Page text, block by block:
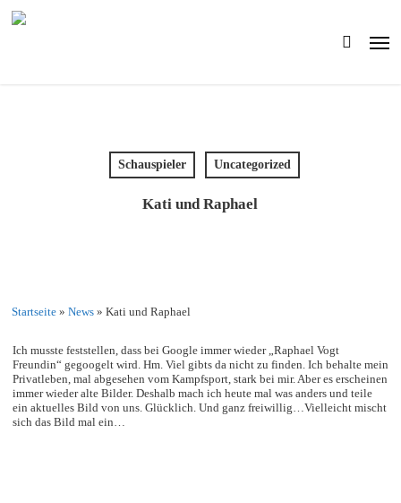
search
Schauspieler Uncategorized
Kati und Raphael
Startseite »News »Kati und Raphael
Ich musste feststellen, dass bei Google immer wieder „Raphael Vogt
Freundin“ gegoogelt wird. Hm. Viel gibts da nicht zu finden. Ich behalte mein
Privatleben, mal abgesehen vom Kampfsport, stark bei mir. Aber es erscheinen
immer wieder alte Bilder. Deshalb mach ich heute mal was anders und teile
ein aktuelles Bild von uns. Glücklich. Und ganz freiwillig…Vielleicht mischt
sich das Bild mal ein…